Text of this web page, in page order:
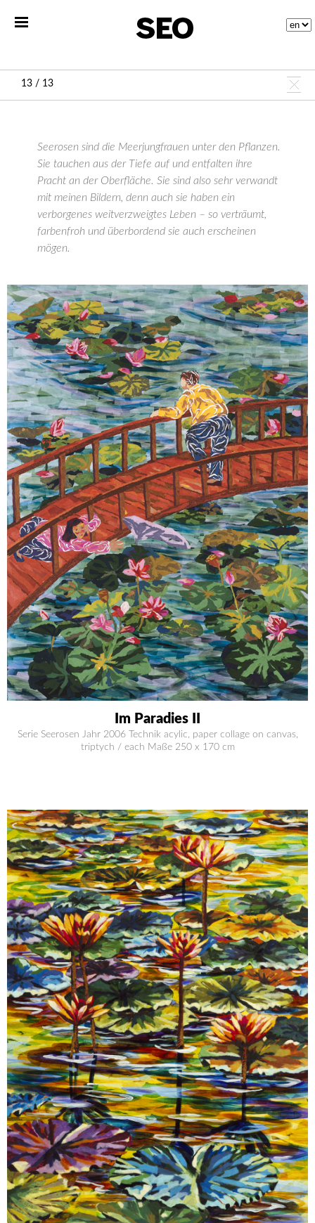
Seerosen sind die Meerjungfrauen unter den Pflanzen.
Sie tauchen aus der Tiefe auf und entfalten ihre
Pracht an der Oberfläche. Sie sind also sehr verwandt
mit meinen Bildern, denn auch sie haben ein
verborgenes weitverzweigtes Leben – so verträumt,
farbenfroh und überbordend sie auch erscheinen
mögen.
13 / 13
Im Paradies II
Serie Seerosen Jahr 2006 Technik acylic, paper collage on canvas,
triptych / each Maße 250 x 170 cm